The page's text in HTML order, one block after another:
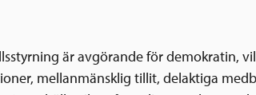
är avgörande för demokratin,
mellanmänsklig tillit, delaktiga